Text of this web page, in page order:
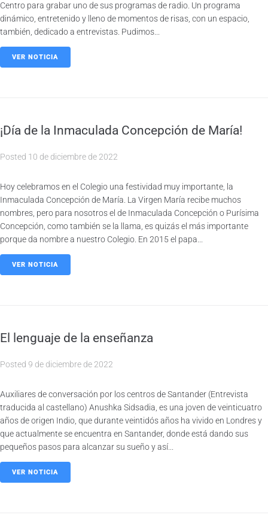
Centro para grabar uno de sus programas de radio. Un programa
dinámico, entretenido y lleno de momentos de risas, con un espacio,
también, dedicado a entrevistas. Pudimos...
VER NOTICIA
¡Día de la Inmaculada Concepción de María!
Posted 10 de diciembre de 2022
Hoy celebramos en el Colegio una festividad muy importante, la
Inmaculada Concepción de María. La Virgen María recibe muchos
nombres, pero para nosotros el de Inmaculada Concepción o Purísima
Concepción, como también se la llama, es quizás el más importante
porque da nombre a nuestro Colegio. En 2015 el papa...
VER NOTICIA
El lenguaje de la enseñanza
Posted 9 de diciembre de 2022
Auxiliares de conversación por los centros de Santander (Entrevista
traducida al castellano) Anushka Sidsadia, es una joven de veinticuatro
años de origen Indio, que durante veintidós años ha vivido en Londres y
que actualmente se encuentra en Santander, donde está dando sus
pequeños pasos para alcanzar su sueño y así...
VER NOTICIA